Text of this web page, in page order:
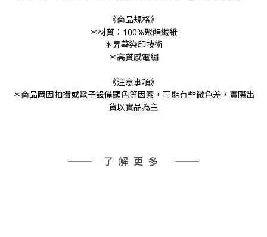
《商品規格》
＊材質：100%聚酯纖維
＊昇華染印技術
＊高質感電繡
《注意事項》
＊商品圖因拍攝或電子設備顯色等因素，可能有些微色差，實際出
貨以實品為主
了解更多